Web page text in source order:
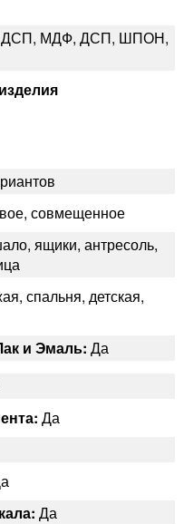
МДФ, ДСП, ШПОН,
совмещенное
ящики, антресоль,
спальня, детская,
и Эмаль: Да
Да
Да